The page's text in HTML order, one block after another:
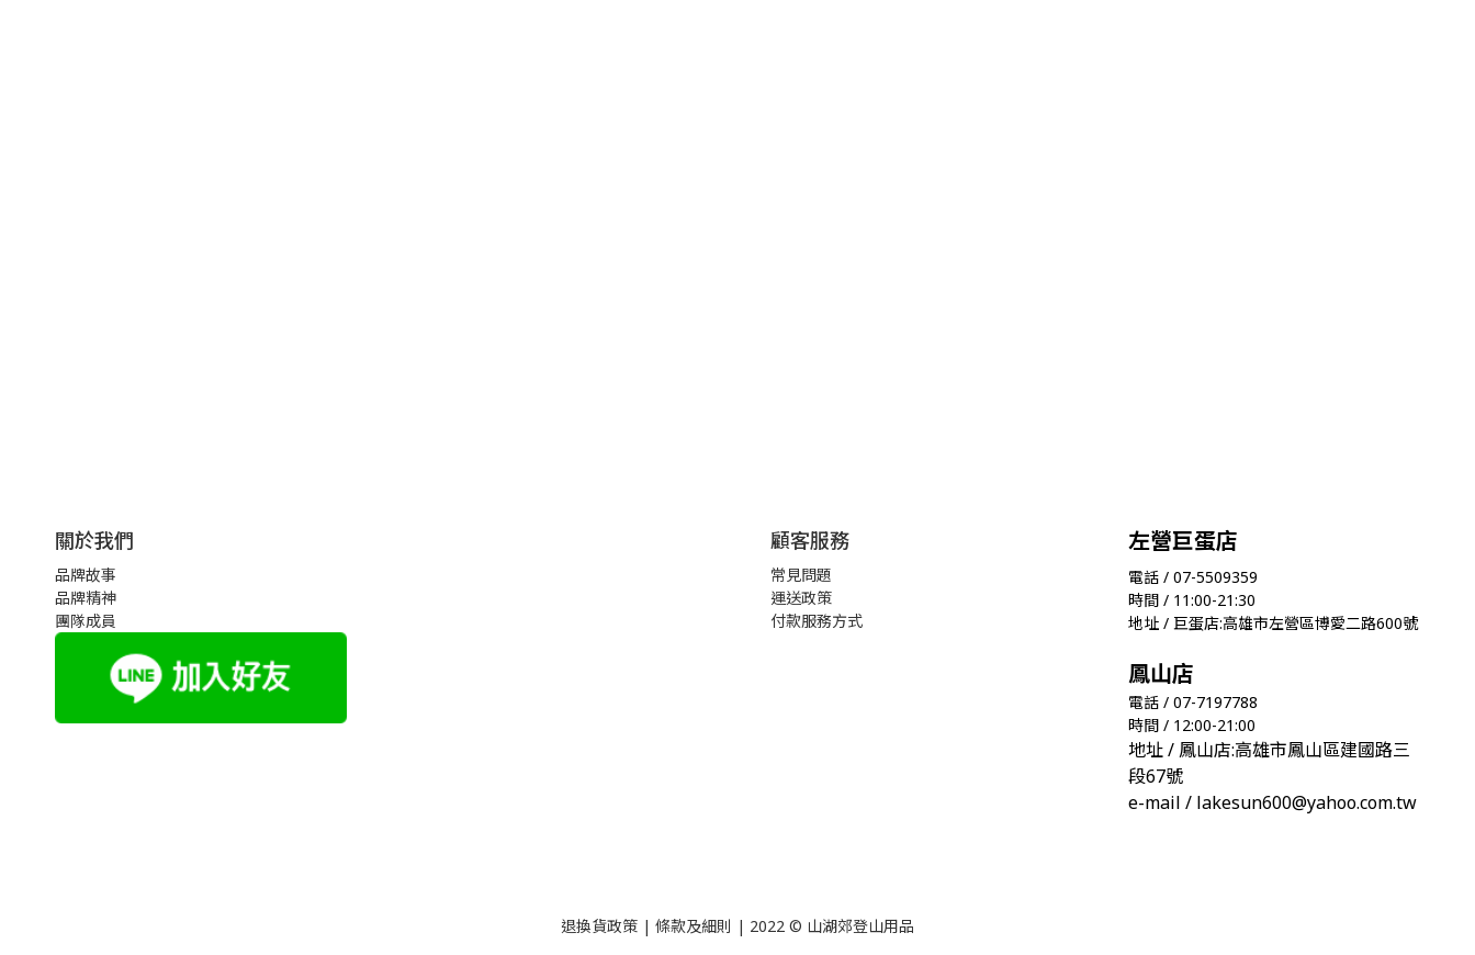
關於我們
品牌故事
品牌精神
團隊成員
顧客服務
常見問題
運送政策
付款服務方式
左營巨蛋店
電話 / 07-5509359
時間 / 11:00-21:30
地址 / 巨蛋店:高雄市左營區博愛二路600號
鳳山店
電話 / 07-7197788
時間 / 12:00-21:00
地址 / 鳳山店:高雄市鳳山區建國路三
段67號
e-mail / lakesun600@yahoo.com.tw
退換貨政策 | 條款及細則 | 2022 © 山湖郊登山用品